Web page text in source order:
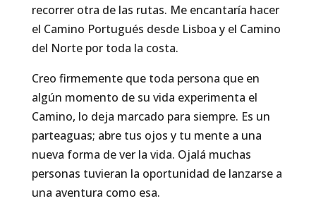
recorrer otra de las rutas. Me encantaría hacer
el Camino Portugués desde Lisboa y el Camino
del Norte por toda la costa.
Creo firmemente que toda persona que en
algún momento de su vida experimenta el
Camino, lo deja marcado para siempre. Es un
parteaguas; abre tus ojos y tu mente a una
nueva forma de ver la vida. Ojalá muchas
personas tuvieran la oportunidad de lanzarse a
una aventura como esa.